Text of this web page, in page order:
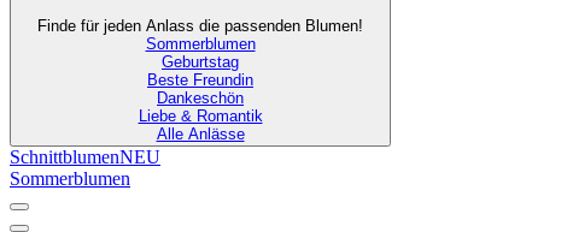
Finde für jeden Anlass die passenden Blumen!
Sommerblumen
Geburtstag
Beste Freundin
Dankeschön
Liebe & Romantik
Alle Anlässe
SchnittblumenNEU
Sommerblumen